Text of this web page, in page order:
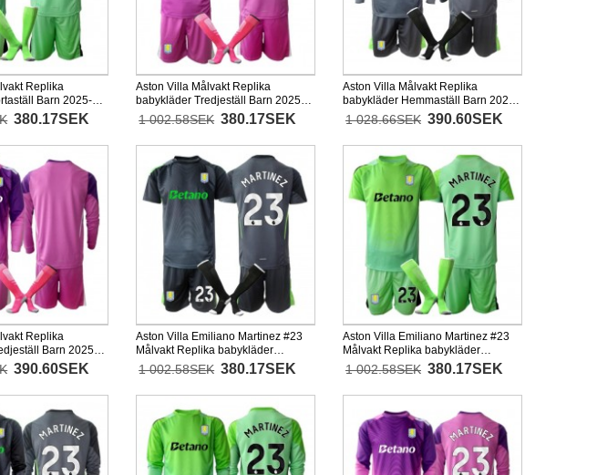
Replika
Barn 2025-26
byxor)
380.17SEK
Aston Villa Målvakt Replika
babykläder Tredjeställ Barn 2025-
26 Kortärmad (+ korta byxor)
1 002.58SEK 380.17SEK
Aston Villa Målvakt Replika
babykläder Hemmaställ Barn 2025-
26 Långärmad (+ korta byxor)
1 028.66SEK 390.60SEK
Replika
Barn 2025-
(+ korta byxor)
390.60SEK
Aston Villa Emiliano Martinez #23
Målvakt Replika babykläder
Hemmaställ Barn 2025-26
Kortärmad (+ korta byxor)
1 002.58SEK 380.17SEK
Aston Villa Emiliano Martinez #23
Målvakt Replika babykläder
Bortaställ Barn 2025-26 Kortärmad
(+ korta byxor)
1 002.58SEK 380.17SEK